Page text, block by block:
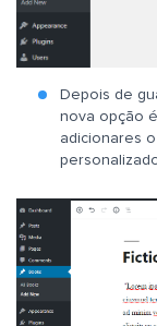
Depois de
nova opção
adicionares